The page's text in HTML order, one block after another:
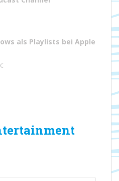
als Playlists bei Apple